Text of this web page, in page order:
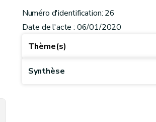
Numéro d'identification: 26
Date de l'acte : 06/01/2020
Thème(s)
Synthèse